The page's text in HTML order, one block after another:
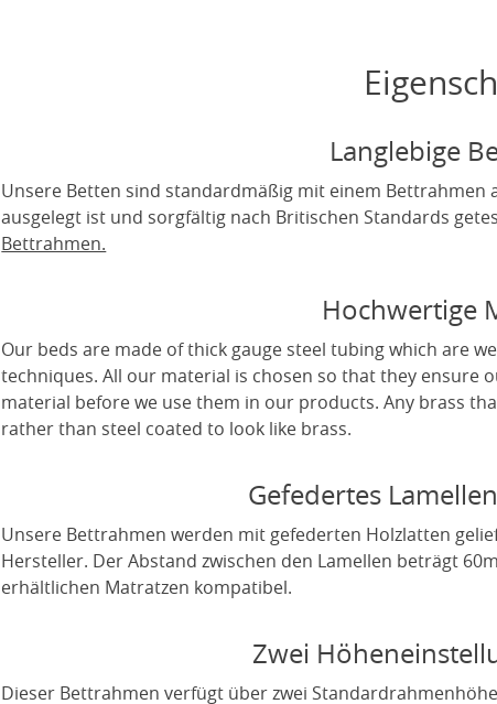
Langlebige
Unsere Betten sind standardmäßig mit einem Bettrahmen
ausgelegt ist und sorgfältig nach Britischen Standards
Bettrahmen.
Hochwertige
Our beds are made of thick gauge steel tubing which are
techniques. All our material is chosen so that they ensure
material before we use them in our products. Any brass
rather than steel coated to look like brass.
Gefedertes
Unsere Bettrahmen werden mit gefederten Holzlatten
Hersteller. Der Abstand zwischen den Lamellen beträgt
erhältlichen Matratzen kompatibel.
Zwei
Dieser Bettrahmen verfügt über zwei